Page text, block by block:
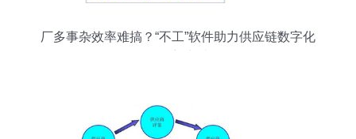
厂多事杂效率难搞？“不工”软件助力供应链数字化